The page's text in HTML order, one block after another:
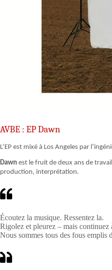
AVBE : EP Dawn
L’EP est mixé à Los Angeles par
Dawn est le fruit de deux ans de
production, interprétation.
Écoutez la musique. Ressentez la.
Rigolez et pleurez – mais continuez
Nous sommes tous des fous emplis